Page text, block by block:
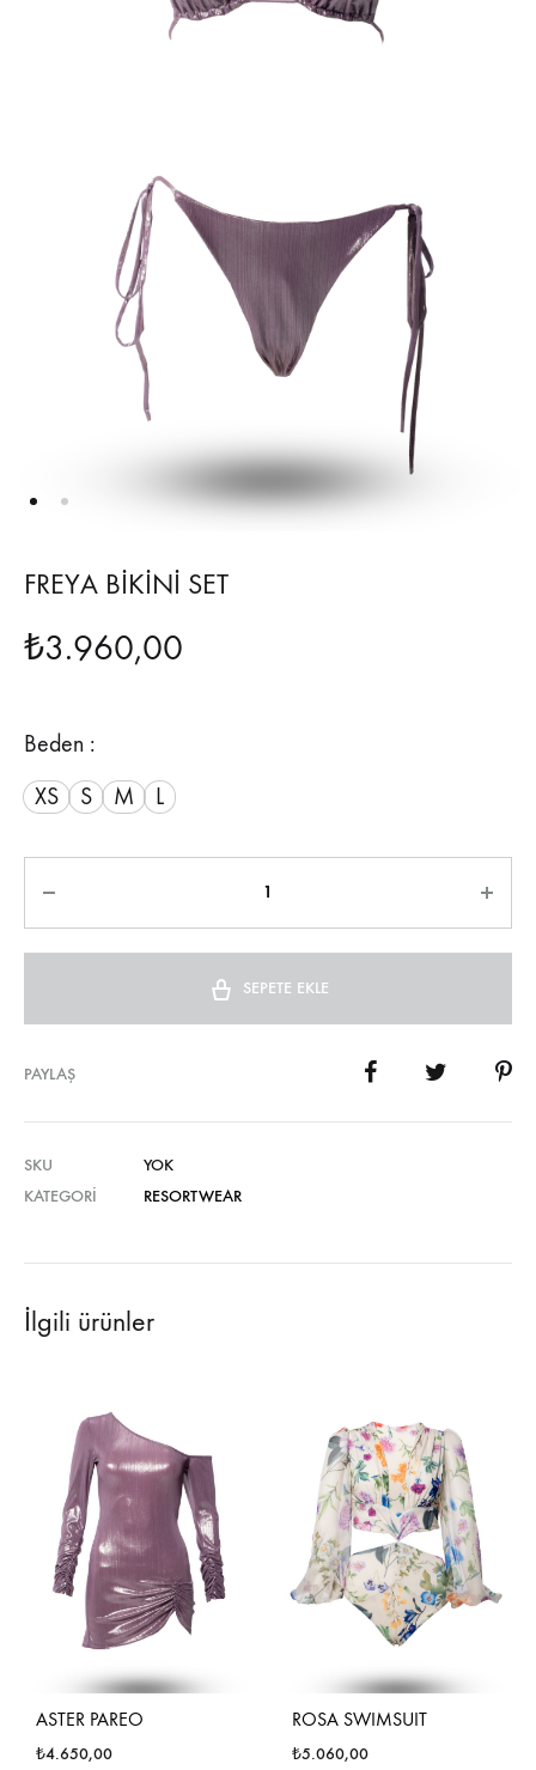
FREYA BİKİNİ SET
₺3.960,00
Beden :
XS
S M L
SEPETE EKLE
PAYLAŞ
SKU
YOK
KATEGORI
RESORTWEAR
İlgili ürünler
ASTER PAREO
₺4.650,00
ROSA SWIMSUIT
₺5.060,00